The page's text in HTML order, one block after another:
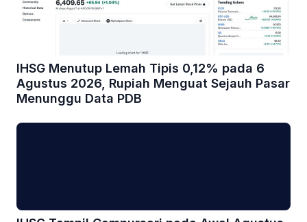
IHSG Menutup Lemah Tipis 0,12% pada 6
Agustus 2026, Rupiah Menguat Sejauh Pasar
Menunggu Data PDB